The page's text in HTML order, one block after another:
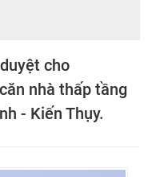
cho
nhà thấp tầng
- Kiến Thụy.